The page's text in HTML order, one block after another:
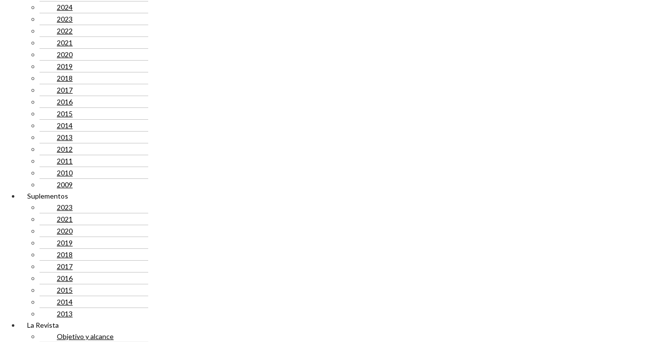
2024
2023
2022
2021
2020
2019
2018
2017
2016
2015
2014
2013
2012
2011
2010
2009
Suplementos
2023
2021
2020
2019
2018
2017
2016
2015
2014
2013
La Revista
Objetivo y alcance